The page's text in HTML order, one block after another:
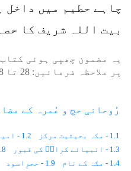
چاہے حطیم میں داخل
بیت اللہ شریف کا
یہ مضمون چھپی ہوئی
پر ملاحظہ فرمائیں: 28 تا
رُوحانی حج و عُمرہ کے
1.1 - مکہ بحیثیت مرکز
1.2 - امیرِ حج
1.3 - انبیائے کرامؑ کی قبور
1.8 -
1.4 - مکہ کے نام
1.9 - حجرِاسود